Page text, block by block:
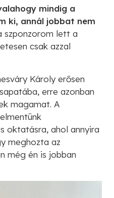
mindig a
ki, annál jobbat nem
szponzorom lett a
csak azzal
Károly erősen
erre azonban
magamat. A
oktatásra, ahol annyira
meghozta az
még én is jobban